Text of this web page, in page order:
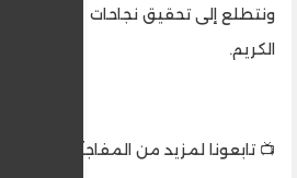
ونتطلع إلى تحقيق نجاحات كبيرة تلبي
الكريم.
📺 تابعونا لمزيد من المفاجآت